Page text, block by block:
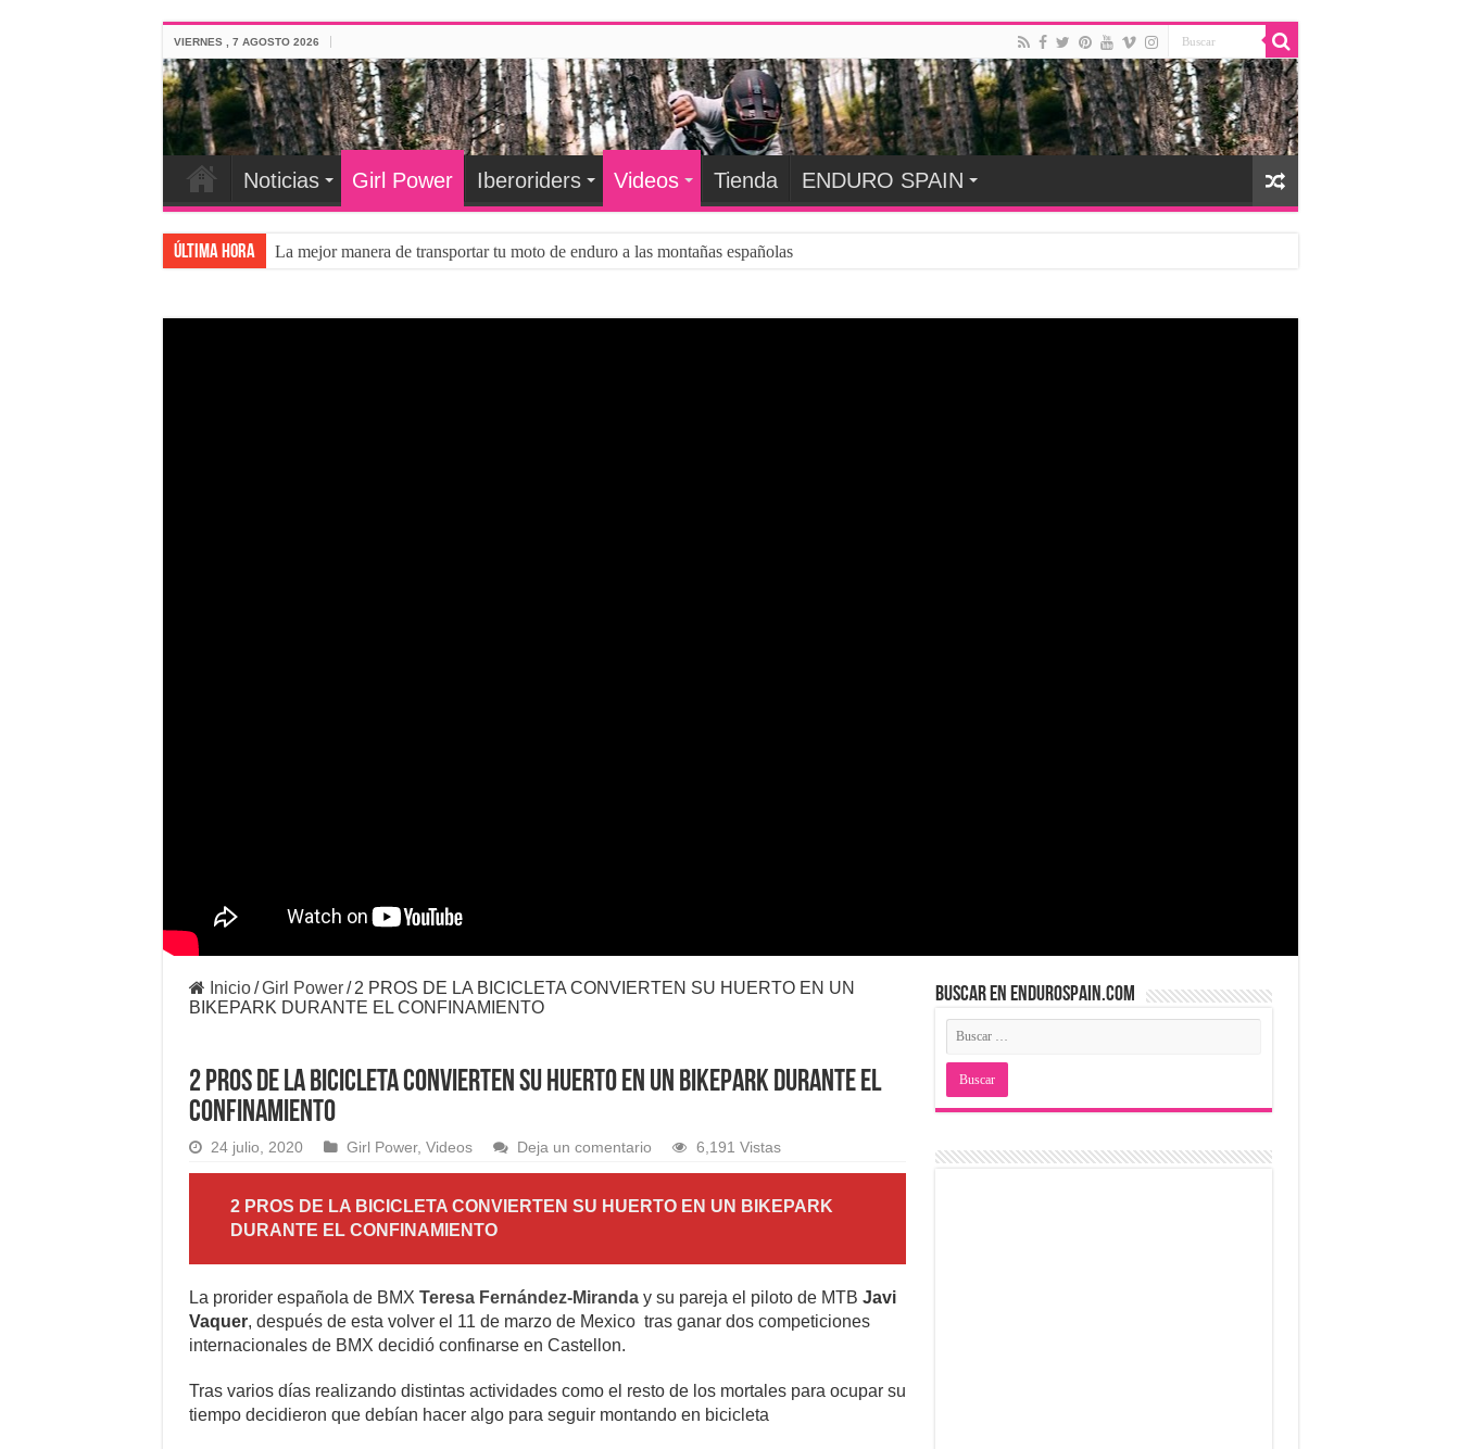
VIERNES , 7 AGOSTO 2026
Noticias Girl Power Iberoriders Videos Tienda ENDURO SPAIN
Última hora La mejor manera de transportar tu moto de enduro a las montañas españolas
Inicio / Girl Power / 2 PROS DE LA BICICLETA CONVIERTEN SU HUERTO EN UN
BIKEPARK DURANTE EL CONFINAMIENTO
2 PROS DE LA BICICLETA CONVIERTEN SU HUERTO EN UN BIKEPARK DURANTE EL
CONFINAMIENTO
24 julio, 2020 Girl Power, Videos Deja un comentario 6,191 Vistas
2 PROS DE LA BICICLETA CONVIERTEN SU HUERTO EN UN BIKEPARK
DURANTE EL CONFINAMIENTO
La prorider española de BMX Teresa Fernández-Miranday su pareja el piloto de MTB Javi
Vaquer, después de esta volver el 11 de marzo de Mexico tras ganar dos competiciones
internacionales de BMX decidió confinarse en Castellon.
Tras varios días realizando distintas actividades como el resto de los mortales para ocupar su
tiempo decidieron que debían hacer algo para seguir montando en bicicleta
BUSCAR EN ENDUROSPAIN.COM